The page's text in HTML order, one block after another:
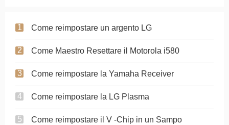
Come reimpostare un argento LG
Come Maestro Resettare il Motorola i580
Come reimpostare la Yamaha Receiver
Come reimpostare la LG Plasma
Come reimpostare il V -Chip in un Sampo